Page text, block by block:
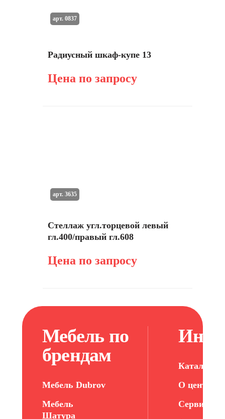
Радиусный шкаф-купе 13
Цена по запросу
арт. 0837
Стеллаж угл.торцевой левый
гл.400/правый гл.608
Цена по запросу
арт. 3635
Мебель по
брендам
Мебель Dubrov
Мебель
Шатура
Каталог
О центре
Сервис